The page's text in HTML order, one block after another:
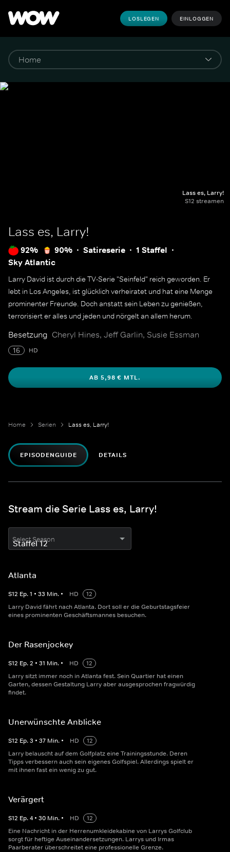
LOSLEGEN EINLOGGEN
Lass es, Larry!
S12 streamen
Lass es, Larry!
92% 90% Satireserie
1 Staffel
Sky Atlantic
Larry David ist durch die TV-Serie "Seinfeld" reich geworden. Er
lebt in Los Angeles, ist glücklich verheiratet und hat eine Menge
prominenter Freunde. Doch anstatt sein Leben zu genießen,
terrorisiert er alles und jeden und nörgelt an allem herum.
Besetzung Cheryl Hines, Jeff Garlin, Susie Essman
16 HD
AB 5,98 € MTL.
Home Serien Lass es, Larry!
EPISODENGUIDE DETAILS
Stream die Serie Lass es, Larry!
Select Season
Atlanta
S12 Ep.1 • 33 Min. • HD
12
Larry David fährt nach Atlanta. Dort soll er die Geburtstagsfeier
eines prominenten Geschäftsmannes besuchen.
Der Rasenjockey
S12 Ep.2 • 31 Min. • HD
12
Larry sitzt immer noch in Atlanta fest. Sein Quartier hat einen
Garten, dessen Gestaltung Larry aber ausgesprochen fragwürdig
findet.
Unerwünschte Anblicke
S12 Ep.3 • 37 Min. • HD
12
Larry belauscht auf dem Golfplatz eine Trainingsstunde. Deren
Tipps verbessern auch sein eigenes Golfspiel. Allerdings spielt er
mit ihnen fast ein wenig zu gut.
Verärgert
S12 Ep.4 • 30 Min. • HD
12
Eine Nachricht in der Herrenumkleidekabine von Larrys Golfclub
sorgt für heftige Auseinandersetzungen. Larrys und Irmas
Paarberater überschreitet eine professionelle Grenze.